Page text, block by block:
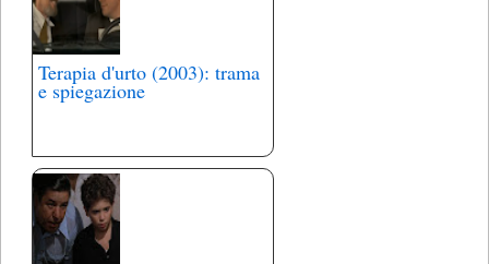
Terapia d'urto (2003): trama
e spiegazione